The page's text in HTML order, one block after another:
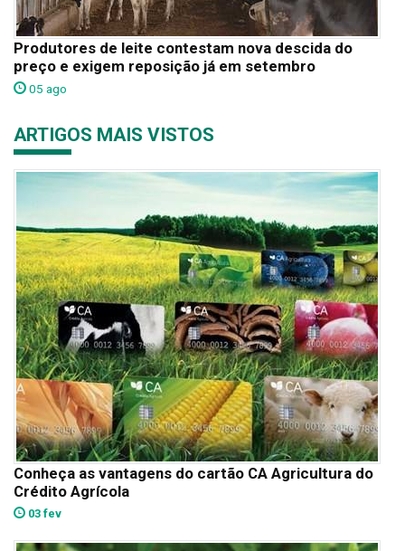
Produtores de leite contestam nova descida do
preço e exigem reposição já em setembro
05 ago
ARTIGOS MAIS VISTOS
Conheça as vantagens do cartão CA Agricultura do
Crédito Agrícola
03 fev